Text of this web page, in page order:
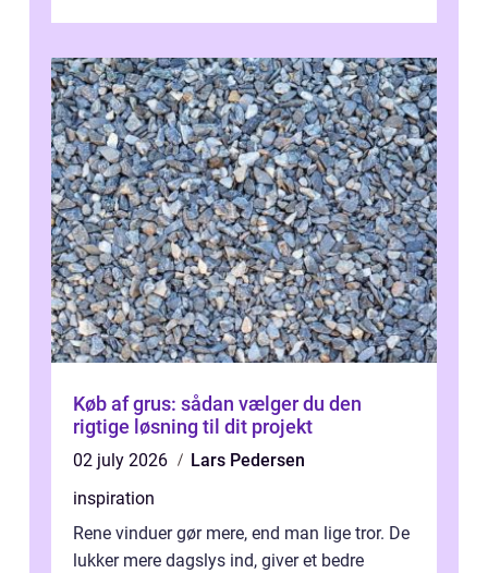
Køb af grus: sådan vælger du den
rigtige løsning til dit projekt
02 july 2026
Lars Pedersen
inspiration
Rene vinduer gør mere, end man lige tror. De
lukker mere dagslys ind, giver et bedre